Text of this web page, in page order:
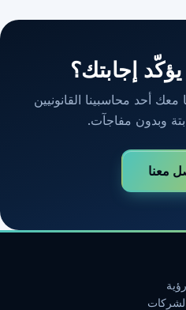
إجابتك؟
أحد محاسبينا القانونيين
وبدون مفاجآت.
معنا